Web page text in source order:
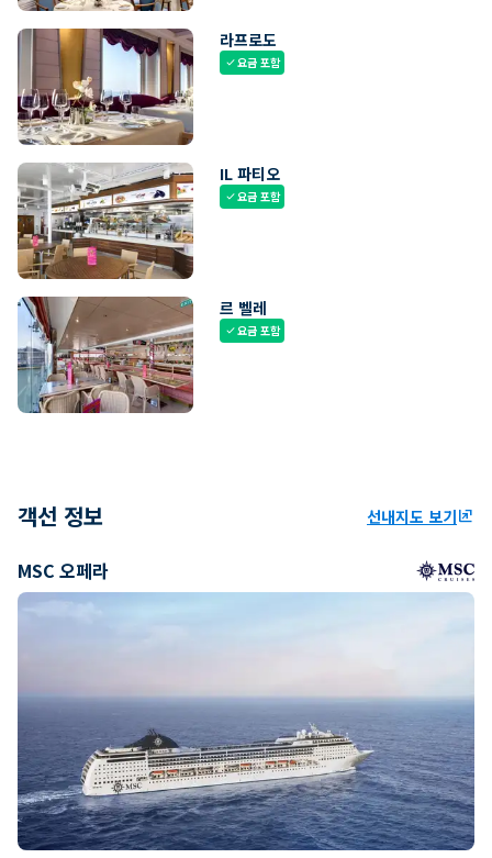
라프로도
check요금 포함
IL 파티오
check요금 포함
르 벨레
check요금 포함
객선 정보 선내지도 보기ungroup
MSC 오페라